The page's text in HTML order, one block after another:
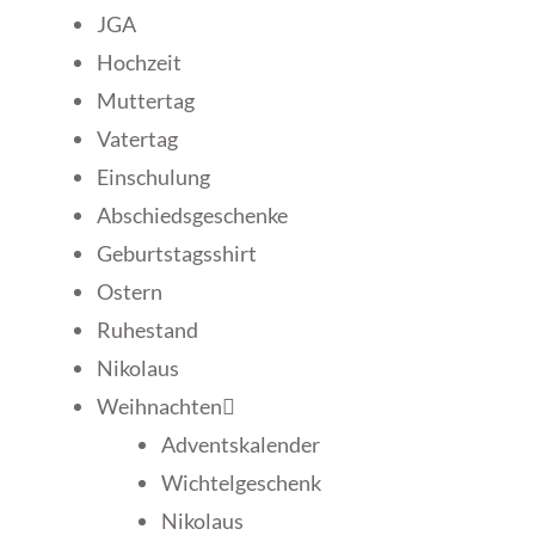
JGA
Hochzeit
Muttertag
Vatertag
Einschulung
Abschiedsgeschenke
Geburtstagsshirt
Ostern
Ruhestand
Nikolaus
Weihnachten
Adventskalender
Wichtelgeschenk
Nikolaus